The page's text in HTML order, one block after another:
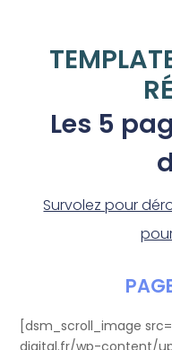
Les 5
Survolez pour
[dsm_scroll_image
digital.fr/wp-content/